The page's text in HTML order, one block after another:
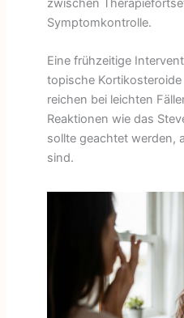
zwischen
Symptomkontrolle.
Eine frühzeitige
topische
reichen bei leichten
Reaktionen wie das
sollte geachtet werden,
sind.